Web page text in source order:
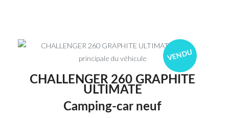
VENDU
CHALLENGER 260 GRAPHITE
ULTIMATE
Camping-car neuf